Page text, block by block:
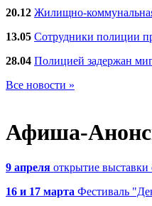
20.12 Жилищно-
13.05 Сотрудники полиции
28.04 Полицией задержан
Все новости »
Афиша-
9 апреля открытие
16 и 17 марта Фестиваль